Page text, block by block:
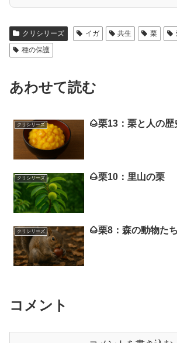
クリシリーズ イガ 共生 栗
種の保護
あわせて読む
クリシリーズ 🌰栗13：栗と人の歴
クリシリーズ 🌰栗10：里山の栗
クリシリーズ 🌰栗8：森の動物た
コメント